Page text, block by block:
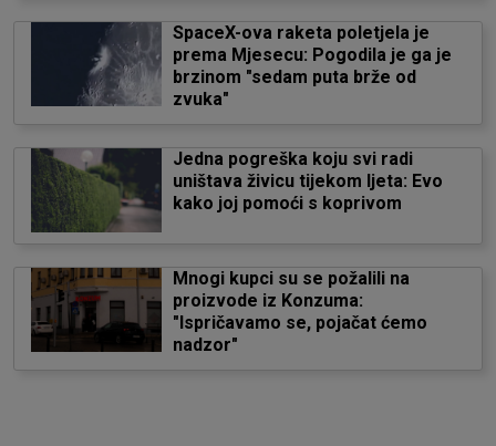
SpaceX-ova raketa poletjela je
prema Mjesecu: Pogodila je ga je
brzinom "sedam puta brže od
zvuka"
Jedna pogreška koju svi radi
uništava živicu tijekom ljeta: Evo
kako joj pomoći s koprivom
Mnogi kupci su se požalili na
proizvode iz Konzuma:
"Ispričavamo se, pojačat ćemo
nadzor"